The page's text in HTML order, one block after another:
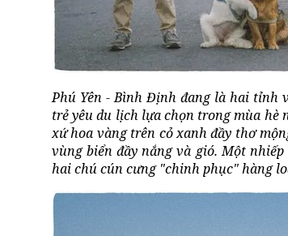
Phú Yên - Bình Định đang là hai tỉnh
trẻ yêu du lịch lựa chọn trong mùa hè
xứ hoa vàng trên cỏ xanh đầy thơ
vùng biển đầy nắng và gió. Một
hai chú cún cưng "chinh phục" hàng